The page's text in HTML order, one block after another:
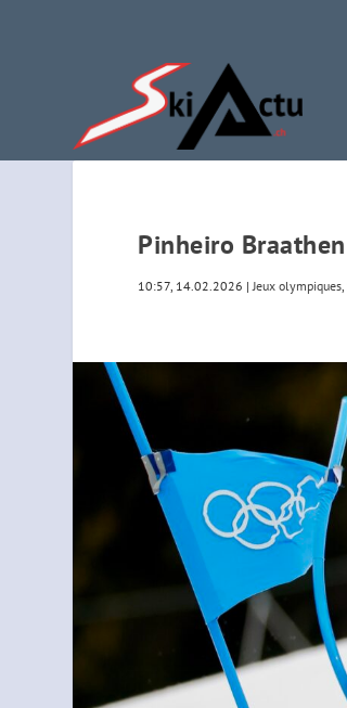
Pinheiro
10:57, 14.02.2026 |Jeux olympiques,